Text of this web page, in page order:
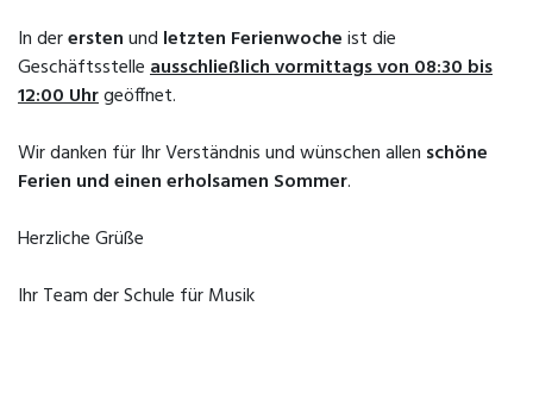
In dererstenund letzten Ferienwocheist die
Geschäftsstelleausschließlich vormittags von 08:30 bis
12:00 Uhrgeöffnet.
Wir danken für Ihr Verständnis und wünschen allen schöne
Ferien und einen erholsamen Sommer.
Herzliche Grüße
Ihr Team der Schule für Musik